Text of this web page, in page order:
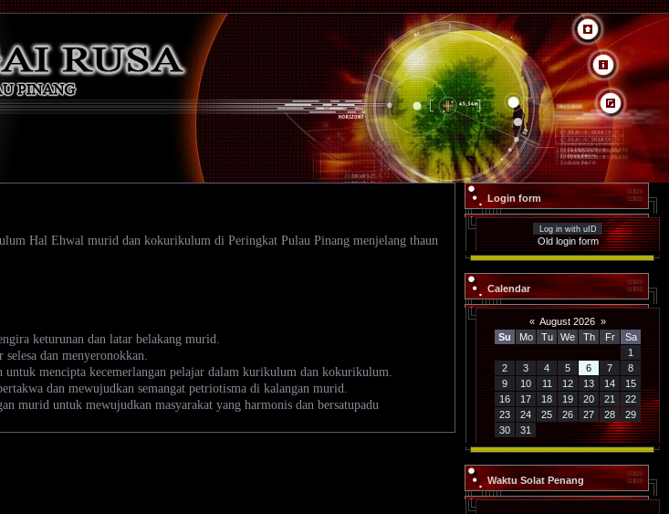
Hal Ehwal murid dan kokurikulum di Peringkat Pulau Pinang menjelang thaun
keturunan dan latar belakang murid.
dan menyeronokkan.
untuk mencipta kecemerlangan pelajar dalam kurikulum dan kokurikulum.
dan mewujudkan semangat petriotisma di kalangan murid.
murid untuk mewujudkan masyarakat yang harmonis dan bersatupadu
Login form
Log in with uID
Old login form
Calendar
« August 2026 »
Su
Mo Tu We Th Fr
Sa
1
2
3 4 5 6 7
8
9
10 11 12 13 14
15
16
17 18 19 20 21
22
23
24 25 26 27 28
29
30
31
Waktu Solat Penang